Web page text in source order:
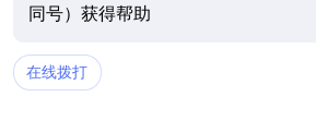
同号）获得帮助
在线拨打